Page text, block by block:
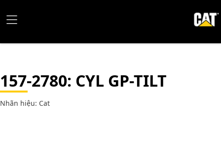
157-2780: CYL GP-TILT
Nhãn hiệu: Cat